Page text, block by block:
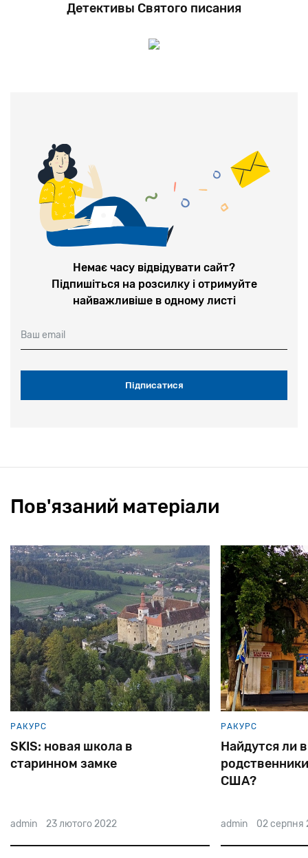
Детективы Святого писания
Немає часу відвідувати сайт?
Підпишіться на розсилку і отримуйте
найважливіше в одному листі
Ваш email
Пов'язаний матеріали
РАКУРС
Найдутся ли в Переяславе
родственники госсекретаря
admin 02 серпня 2022
РАКУРС
Владимир
еврейский
admin 17 грудня